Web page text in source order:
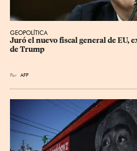
GEOPOLÍTICA
Juró el nuevo fiscal general de EU,
de Trump
Por AFP